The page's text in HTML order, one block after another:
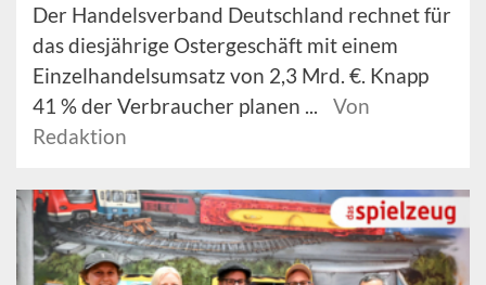
Der Handelsverband Deutschland rechnet für
das diesjährige Ostergeschäft mit einem
Einzelhandelsumsatz von 2,3 Mrd. €. Knapp
41 % der Verbraucher planen ...
Von
Redaktion